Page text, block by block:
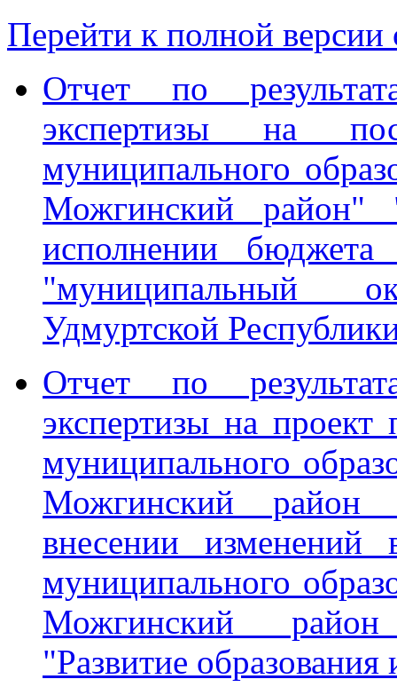
Перейти к полной версии
Отчет по
экспертизы на
муниципального
Можгинский район"
исполнении бюджета
"муниципальный
Удмуртской
Отчет по
экспертизы на проект
муниципального
Можгинский район
внесении
муниципального
Можгинский район
"Развитие